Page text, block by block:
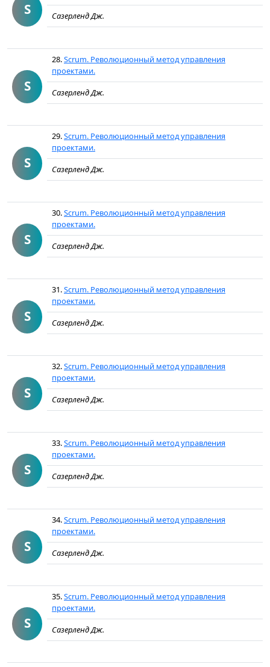
S
Сазерленд Дж.
S
28.Scrum. Революционный метод управления
проектами.
Сазерленд Дж.
S
29.Scrum. Революционный метод управления
проектами.
Сазерленд Дж.
S
30.Scrum. Революционный метод управления
проектами.
Сазерленд Дж.
S
31.Scrum. Революционный метод управления
проектами.
Сазерленд Дж.
S
32.Scrum. Революционный метод управления
проектами.
Сазерленд Дж.
S
33.Scrum. Революционный метод управления
проектами.
Сазерленд Дж.
S
34.Scrum. Революционный метод управления
проектами.
Сазерленд Дж.
S
35.Scrum. Революционный метод управления
проектами.
Сазерленд Дж.